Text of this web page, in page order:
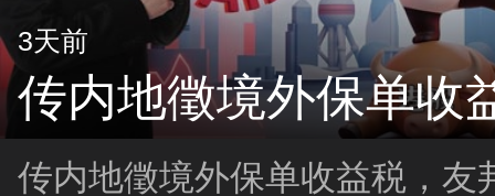
3天前
传内地徵境外保单收
传内地徵境外保单收益税，友